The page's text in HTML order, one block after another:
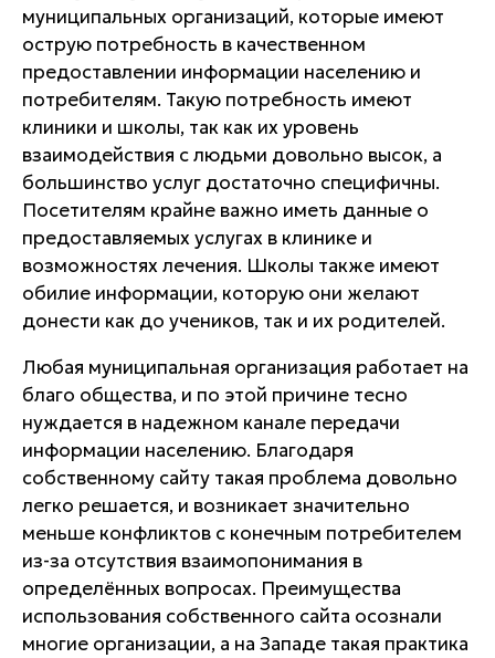
муниципальных организаций, которые имеют
острую потребность в качественном
предоставлении информации населению и
потребителям. Такую потребность имеют
клиники и школы, так как их уровень
взаимодействия с людьми довольно высок, а
большинство услуг достаточно специфичны.
Посетителям крайне важно иметь данные о
предоставляемых услугах в клинике и
возможностях лечения. Школы также имеют
обилие информации, которую они желают
донести как до учеников, так и их родителей.
Любая муниципальная организация работает на
благо общества, и по этой причине тесно
нуждается в надежном канале передачи
информации населению. Благодаря
собственному сайту такая проблема довольно
легко решается, и возникает значительно
меньше конфликтов с конечным потребителем
из-за отсутствия взаимопонимания в
определённых вопросах. Преимущества
использования собственного сайта осознали
многие организации, а на Западе такая практика